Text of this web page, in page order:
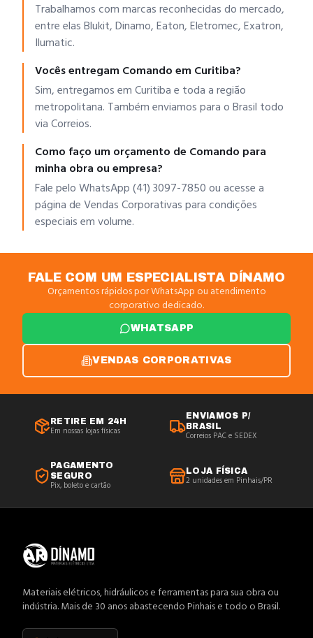
Trabalhamos com marcas reconhecidas do mercado,
entre elas Blukit, Dinamo, Eaton, Eletromec, Exatron,
Ilumatic.
Vocês entregam Comando em Curitiba?
Sim, entregamos em Curitiba e toda a região
metropolitana. Também enviamos para o Brasil todo
via Correios.
Como faço um orçamento de Comando para
minha obra ou empresa?
Fale pelo WhatsApp (41) 3097-7850 ou acesse a
página de Vendas Corporativas para condições
especiais em volume.
FALE COM UM ESPECIALISTA DÍNAMO
Orçamentos rápidos por WhatsApp ou atendimento
corporativo dedicado.
WHATSAPP
VENDAS CORPORATIVAS
RETIRE EM 24H
Em nossas lojas físicas
ENVIAMOS P/
BRASIL
Correios PAC e SEDEX
PAGAMENTO
SEGURO
Pix, boleto e cartão
LOJA FÍSICA
2 unidades em Pinhais/PR
Materiais elétricos, hidráulicos e ferramentas para sua obra ou
indústria. Mais de 30 anos abastecendo Pinhais e todo o Brasil.